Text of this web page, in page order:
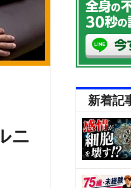
ニ
新着記